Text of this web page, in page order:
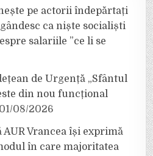
pe actorii îndepărtați
ca niște socialiști
salariile ”ce li se
de Urgență „Sfântul
din nou funcțional
01/08/2026
Vrancea își exprimă
în care majoritatea